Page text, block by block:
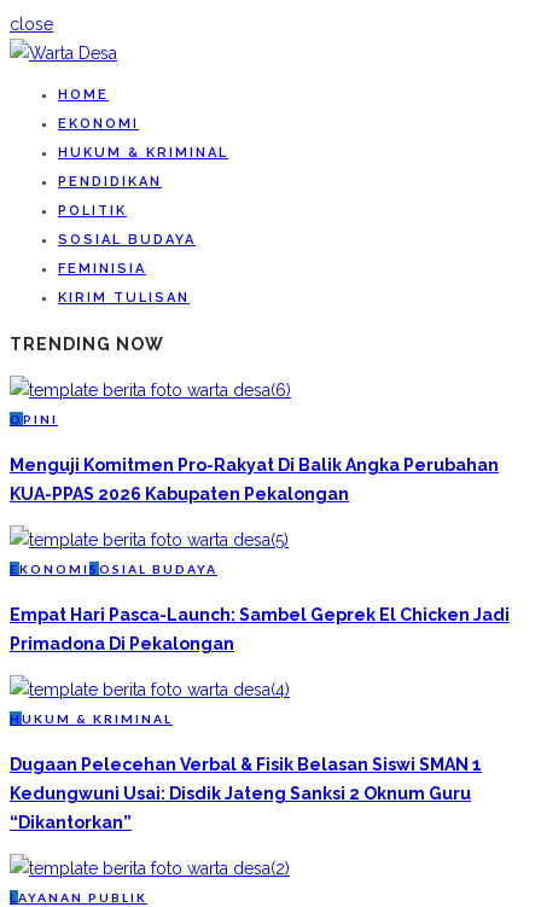
close
HOME
EKONOMI
HUKUM & KRIMINAL
PENDIDIKAN
POLITIK
SOSIAL BUDAYA
FEMINISIA
KIRIM TULISAN
TRENDING NOW
O PINI
Menguji Komitmen Pro-Rakyat Di Balik Angka Perubahan
KUA-PPAS 2026 Kabupaten Pekalongan
EKONOMI S OSIAL BUDAYA
Empat Hari Pasca-Launch: Sambel Geprek El Chicken Jadi
Primadona Di Pekalongan
H UKUM & KRIMINAL
Dugaan Pelecehan Verbal & Fisik Belasan Siswi SMAN 1
Kedungwuni Usai: Disdik Jateng Sanksi 2 Oknum Guru
“Dikantorkan”
L AYANAN PUBLIK